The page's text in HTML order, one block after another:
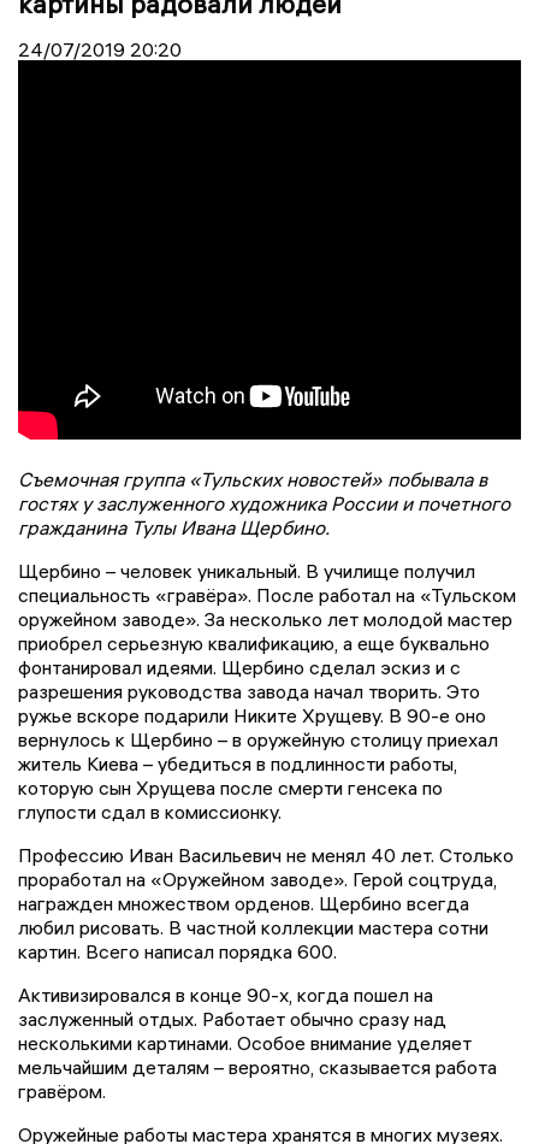
24/07/2019 20:20
Съемочная группа «Тульских новостей» побывала в
гостях у заслуженного художника России и почетного
гражданина Тулы Ивана Щербино.
Щербино – человек уникальный. В училище получил
специальность «гравёра». После работал на «Тульском
оружейном заводе». За несколько лет молодой мастер
приобрел серьезную квалификацию, а еще буквально
фонтанировал идеями. Щербино сделал эскиз и с
разрешения руководства завода начал творить. Это
ружье вскоре подарили Никите Хрущеву. В 90-е оно
вернулось к Щербино – в оружейную столицу приехал
житель Киева – убедиться в подлинности работы,
которую сын Хрущева после смерти генсека по
глупости сдал в комиссионку.
Профессию Иван Васильевич не менял 40 лет. Столько
проработал на «Оружейном заводе». Герой соцтруда,
награжден множеством орденов. Щербино всегда
любил рисовать. В частной коллекции мастера сотни
картин. Всего написал порядка 600.
Активизировался в конце 90-х, когда пошел на
заслуженный отдых. Работает обычно сразу над
несколькими картинами. Особое внимание уделяет
мельчайшим деталям – вероятно, сказывается работа
гравёром.
Оружейные работы мастера хранятся в многих музеях.